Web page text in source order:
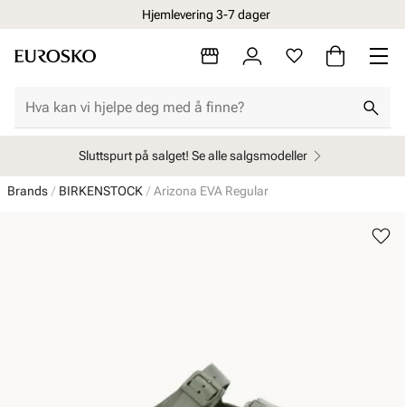
Hjemlevering 3-7 dager
Sluttspurt på salget! Se alle salgsmodeller
Brands BIRKENSTOCK Arizona EVA Regular